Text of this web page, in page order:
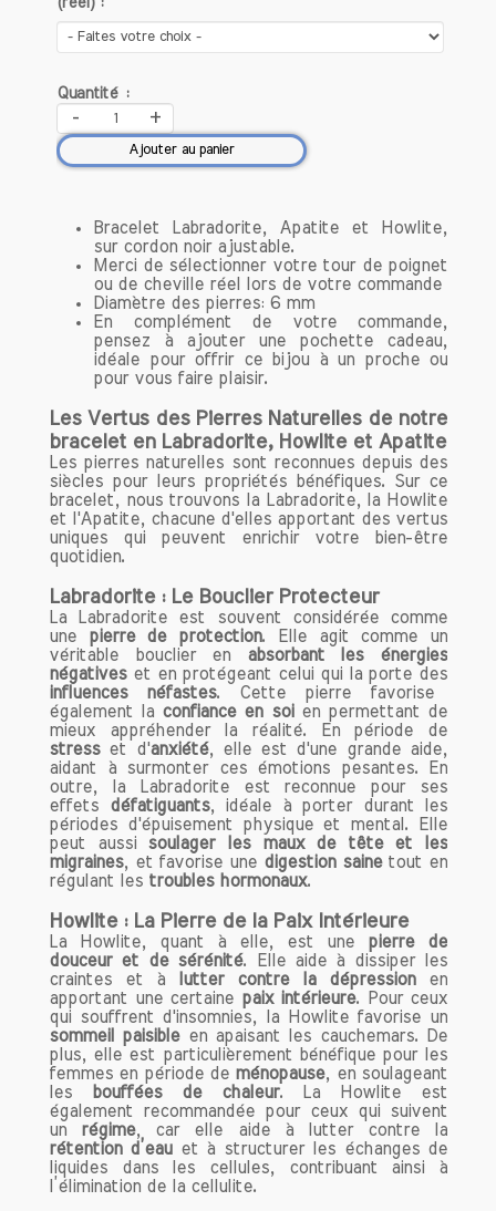
par des artisans passionnés,
garantissant une attention particulière à
ce qui signifie que vous portez un bijou
qui vous ressemble et qui a été créé
avec soin et amour.
pierres naturelles de haute qualité,
connues pour leurs propriétés
bénéfiques. Que ce soit l'améthyste
pour la sérénité, le quartz rose pour
l'amour ou la labradorite pour la
protection, chaque bracelet est
composé de pierres soigneusement
Découvrez notre collection de bracelets
conçue pour optimiser votre bien-être
au quotidien.
Chaque bracelet que nous proposons
est soigneusement élaboré pour offrir
harmoniser votre esprit et votre cœur.
Nos bracelets sont non seulement des
accessoires tendance, mais aussi des
outils puissants pour améliorer votre
qualité de vie.
En portant nos bracelets, vous pouvez
profiter d’un équilibre émotionnel, d’une
clarté d’esprit et d’un sentiment de bien-
être général. Que vous cherchiez à
réduire le stress, à augmenter votre
énergie ou à renforcer votre confiance
en vous, notre gamme de bracelets
s'adapte à vos objectifs.
Comment porter vos bracelets de
lithothérapie ?
Pour tirer le meilleur parti des bienfaits
de vos bracelets, il est conseillé de les
porter régulièrement. Que ce soit au
travail, lors de vos séances de
méditation ou dans votre vie
quotidienne, l'important est de les
intégrer dans votre routine. Vous
pouvez également les associer avec
d'autres bijoux pour créer un look
(réel) :
Quantité :
- +
Ajouter au panier
Bracelet Labradorite, Apatite et Howlite,
sur cordon noir ajustable.
Merci de sélectionner votre tour de poignet
ou de cheville réel lors de votre commande
Diamètre des pierres: 6 mm
En complément de votre commande,
pensez à ajouter une pochette cadeau,
idéale pour offrir ce bijou à un proche ou
pour vous faire plaisir.
Les Vertus des Pierres Naturelles de notre
bracelet en Labradorite, Howlite et Apatite
Les pierres naturelles sont reconnues depuis des
siècles pour leurs propriétés bénéfiques. Sur ce
bracelet, nous trouvons la Labradorite, la Howlite
et l'Apatite, chacune d'elles apportant des vertus
uniques qui peuvent enrichir votre bien-être
quotidien.
Labradorite : Le Bouclier Protecteur
La Labradorite est souvent considérée comme
une pierre de protection. Elle agit comme un
véritable bouclier en absorbant les énergies
négativeset en protégeant celui qui la porte des
influences néfastes. Cette pierre favorise
également la confiance en soien permettant de
mieux appréhender la réalité. En période de
stress et d'anxiété, elle est d'une grande aide,
aidant à surmonter ces émotions pesantes. En
outre, la Labradorite est reconnue pour ses
effets défatiguants, idéale à porter durant les
périodes d'épuisement physique et mental. Elle
peut aussi soulager les maux de tête et les
migraines, et favorise une digestion sainetout en
régulant les troubles hormonaux.
Howlite : La Pierre de la Paix Intérieure
La Howlite, quant à elle, est une pierre de
douceur et de sérénité. Elle aide à dissiper les
craintes et à
lutter contre la dépressionen
apportant une certaine paix intérieure. Pour ceux
qui souffrent d'insomnies, la Howlite favorise un
sommeil paisibleen apaisant les cauchemars. De
plus, elle est particulièrement bénéfique pour les
femmes en période de ménopause, en soulageant
les
bouffées de chaleur. La Howlite est
également recommandée pour ceux qui suivent
un régime, car elle aide à lutter contre la
rétention d’eauet à structurer les échanges de
liquides dans les cellules, contribuant ainsi à
l’élimination de la cellulite.